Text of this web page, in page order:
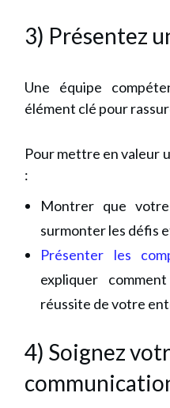
3) Présentez
Une équipe
élément clé pour
Pour mettre en valeur
:
Montrer que
surmonter les défis
Présenter les
expliquer
réussite de votre
4) Soignez